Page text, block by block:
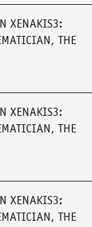
XENAKIS3:
THE
XENAKIS3:
THE
XENAKIS3:
THE